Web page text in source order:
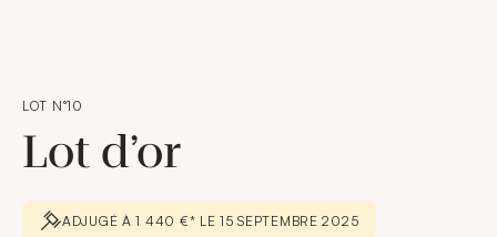
LOT N°10
Lot d’or
ADJUGÉ À 1 440 €* LE 15 SEPTEMBRE 2025